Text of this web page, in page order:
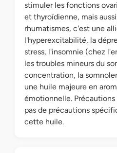
stimuler les fonctions
et thyroïdienne, mais
rhumatismes, c'est une
l'hyperexcitabilité, la
stress, l'insomnie (chez
les troubles mineurs du
concentration, la
une huile majeure en
émotionnelle.
pas de précautions
cette huile.